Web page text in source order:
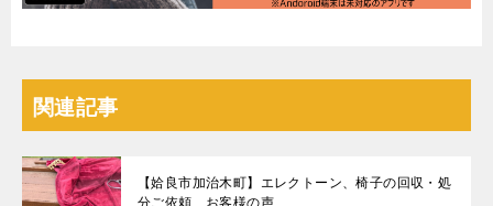
関連記事
【姶良市加治木町】エレクトーン、椅子の回収・処
分ご依頼 お客様の声